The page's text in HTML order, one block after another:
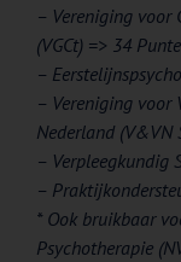
– Vereniging voor
(VGCt) => 34
–
– Vereniging voor
Nederland (V&VN
– Verpleegkundig
–
* Ook bruikbaar
Psychotherapie